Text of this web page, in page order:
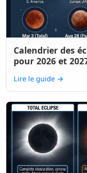
Calendrier des
pour 2026 et
Lire le guide →